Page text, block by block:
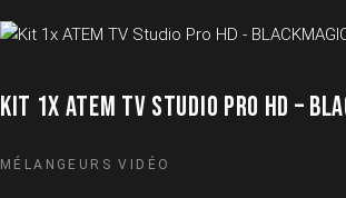
KIT 1X ATEM TV STUDIO PRO HD –
MÉLANGEURS VIDÉO